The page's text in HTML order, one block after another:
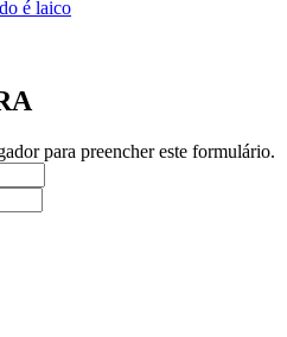
é laico
para preencher este formulário.